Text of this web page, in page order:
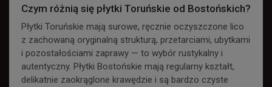
Czym różnią się płytki Toruńskie od Bostońskich?
Płytki Toruńskie mają surowe, ręcznie oczyszczone lico
z zachowaną oryginalną strukturą, przetarciami, ubytkami
i pozostałościami zaprawy — to wybór rustykalny i
autentyczny. Płytki Bostońskie mają regularny kształt,
delikatnie zaokrąglone krawędzie i są bardzo czyste